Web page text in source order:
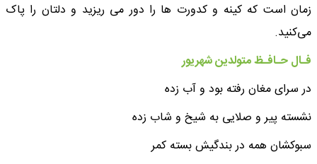
زمان است که کینه و کدورت ها را دور می ریزید و دلتان را پاک
می‌کنید.
فـال حـافـظ متولدین شهریور
در سرای مغان رفته بود و آب زده
نشسته پیر و صلایی به شیخ و شاب زده
سبوکشان همه در بندگیش بسته کمر